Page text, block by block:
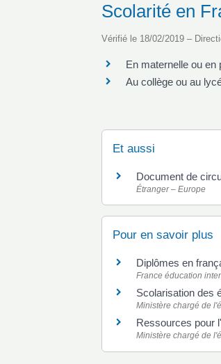
Scolarité en
Vérifié le 18/02/2019 –
En maternelle ou en
Au collège ou au
Et aussi
Document de
Étranger – Europe
Pour en savoir plus
Diplômes en
France éducation
Scolarisation des
Ministère chargé de
Ressources pour
Ministère chargé de